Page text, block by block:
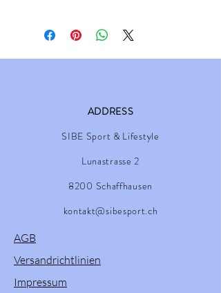
ADDRESS
SIBE Sport & Lifestyle
Lunastrasse 2
8200 Schaffhausen
kontakt@sibesport.ch
AGB
Versandrichtlinien
Impressum